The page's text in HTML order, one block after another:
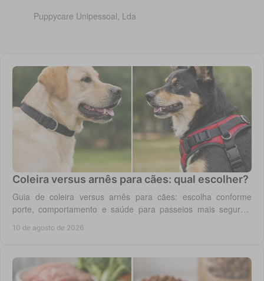
Puppycare Unipessoal, Lda
Coleira versus arnês para cães: qual escolher?
Guia de coleira versus arnês para cães: escolha conforme
porte, comportamento e saúde para passeios mais seguros,
10 de agosto de 2026